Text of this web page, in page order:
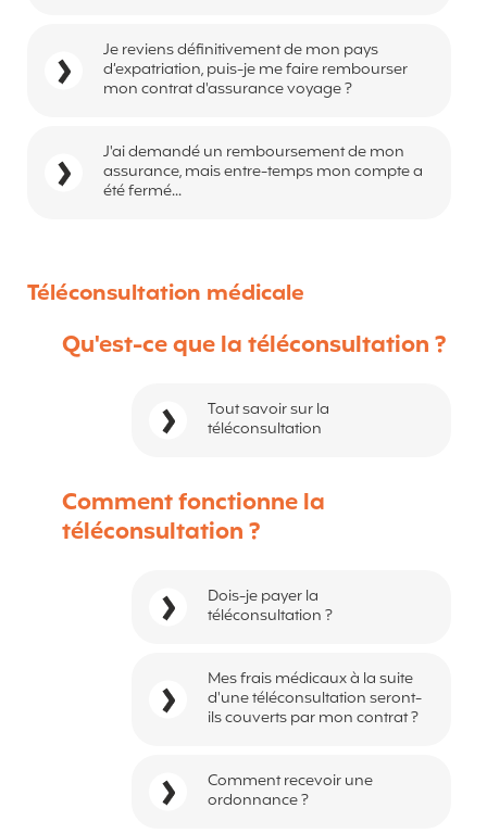
Je reviens définitivement de mon pays
d’expatriation, puis-je me faire rembourser
mon contrat d'assurance voyage ?
J'ai demandé un remboursement de mon
assurance, mais entre-temps mon compte a
été fermé...
Téléconsultation médicale
Qu'est-ce que la téléconsultation ?
Tout savoir sur la
téléconsultation
Comment fonctionne la
téléconsultation ?
Dois-je payer la
téléconsultation ?
Mes frais médicaux à la suite
d'une téléconsultation seront-
ils couverts par mon contrat ?
Comment recevoir une
ordonnance ?